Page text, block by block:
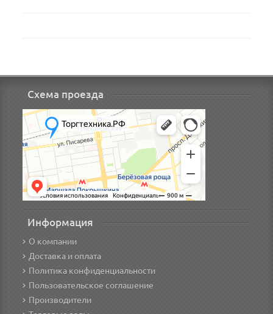
Схема проезда
Информация
О компании
Доставка и оплата
Политика конфиденциальности
Пользовательское соглашение
Производители